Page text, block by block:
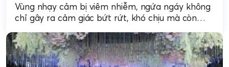
Vùng nhạy cảm bị viêm nhiễm, ngứa ngáy không
chỉ gây ra cảm giác bứt rứt, khó chịu mà còn